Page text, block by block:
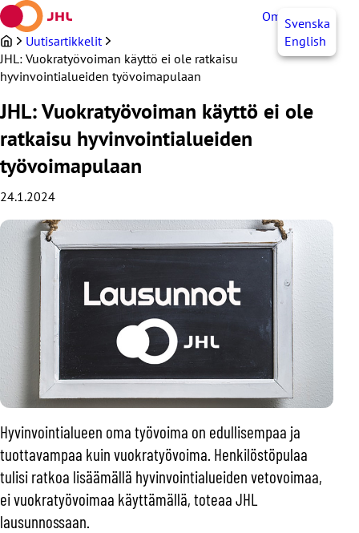
Siirry
sisältöön
OmaJHLSvenska
English
Uutisartikkelit
JHL: Vuokratyövoiman käyttö ei ole ratkaisu
hyvinvointialueiden työvoimapulaan
JHL: Vuokratyövoiman käyttö ei ole
ratkaisu hyvinvointialueiden
työvoimapulaan
24.1.2024
Hyvinvointialueen oma työvoima on edullisempaa ja
tuottavampaa kuin vuokratyövoima. Henkilöstöpulaa
tulisi ratkoa lisäämällä hyvinvointialueiden vetovoimaa,
ei vuokratyövoimaa käyttämällä, toteaa JHL
lausunnossaan.